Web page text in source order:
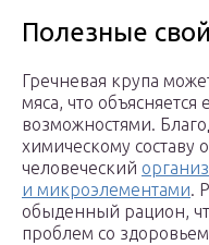
Полезные
Гречневая крупа
мяса, что
возможностями.
химическому составу
человеческий
и микроэлементами.
обыденный рацион,
проблем со